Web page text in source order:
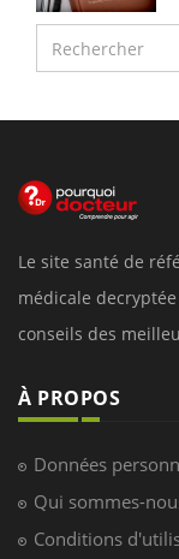
Le site santé de
médicale
conseils des
À PROPOS
Données
Qui sommes-
Conditions